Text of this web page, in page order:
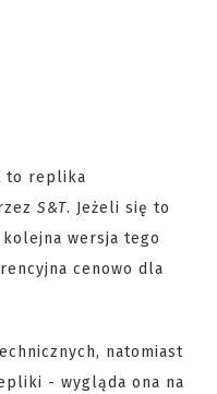
to replika
S&T. Jeżeli się to
wersja tego
cenowo dla
natomiast
- wygląda ona na